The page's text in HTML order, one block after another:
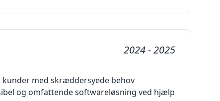
2024 - 2025
med skræddersyede behov
og omfattende softwareløsning ved hjælp